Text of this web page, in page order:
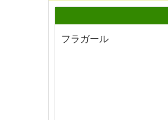
フラガール